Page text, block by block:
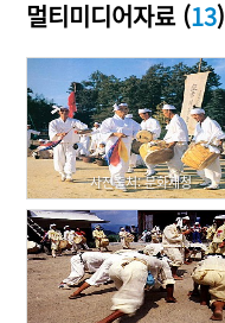
멀티미디어자료 (13)
사진출처: 문화재청